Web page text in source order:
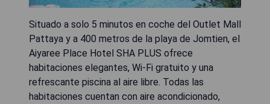
Situado a solo 5 minutos en coche del Outlet Mall
Pattaya y a 400 metros de la playa de Jomtien, el
Aiyaree Place Hotel SHA PLUS ofrece
habitaciones elegantes, Wi-Fi gratuito y una
refrescante piscina al aire libre. Todas las
habitaciones cuentan con aire acondicionado,